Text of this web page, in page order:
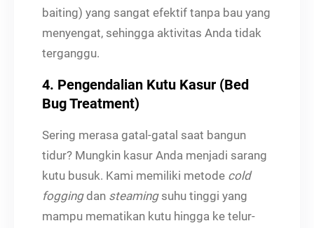
baiting) yang sangat efektif tanpa bau yang
menyengat, sehingga aktivitas Anda tidak
terganggu.
4. Pengendalian Kutu Kasur (Bed
Bug Treatment)
Sering merasa gatal-gatal saat bangun
tidur? Mungkin kasur Anda menjadi sarang
kutu busuk. Kami memiliki metode cold
foggingdan steamingsuhu tinggi yang
mampu mematikan kutu hingga ke telur-